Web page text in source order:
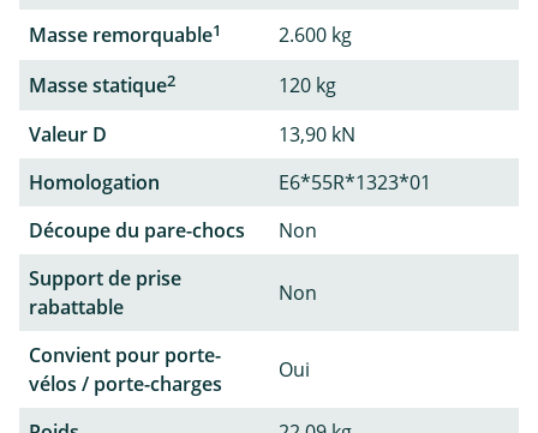
Masse remorquable1
2.600 kg
Masse statique2
120 kg
Valeur D
13,90 kN
Homologation
E6*55R*1323*01
Découpe du pare-chocs
Non
Support de prise
rabattable
Non
Convient pour porte-
vélos / porte-charges
Oui